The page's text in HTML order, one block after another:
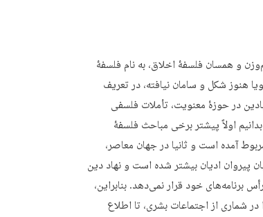
و همسان فلسفۀ اخلاق، به نام فلسفۀ
هنوز شکل و سامان نیافته، در تعریف
در حوزۀ معنویت، تأملات فلسفی
اولاً پیشتر برخی مباحث فلسفۀ
آمده است و ثانیا در جهان معاصر،
پیروان ادیان بیشتر شده است و نهاد دین
خود قرار نمی‌دهد. بنابراین،
شماری از اجتماعات بشری، تا اطلاع